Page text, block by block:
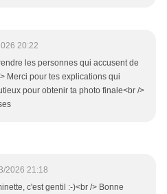
20:22
les personnes qui accusent de
Merci pour tes explications qui
pour obtenir ta photo finale<br />
2026 21:18
c'est gentil :-)<br /> Bonne